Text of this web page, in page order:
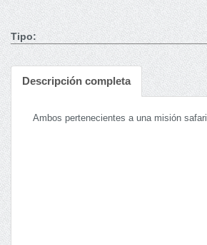
Tipo:
Descripción completa
Ambos pertenecientes a una misión safari.